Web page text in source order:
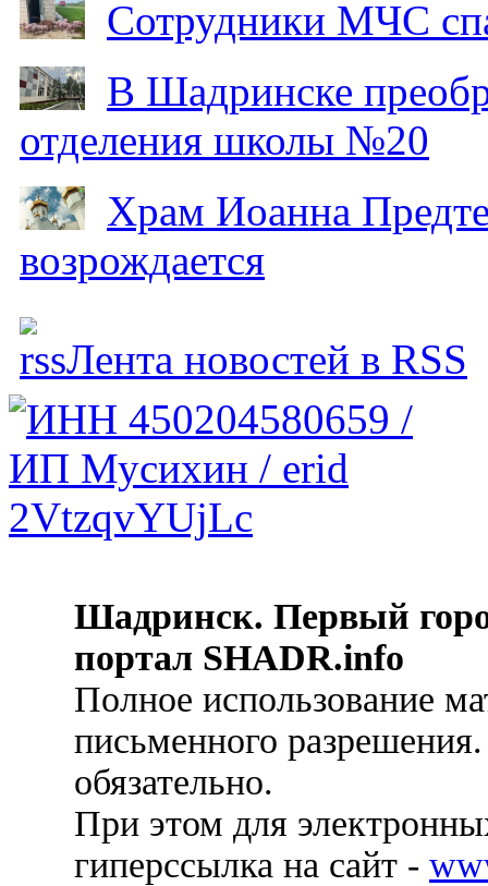
Сотрудники МЧС
В Шадринске
отделения школы №20
Храм Иоанна
возрождается
Лента новостей в RSS
Шадринск. Первый
портал SHADR.info
Полное использование
письменного
обязательно.
При этом для
гиперссылка на сайт -